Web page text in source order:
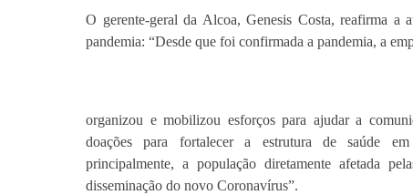
O gerente-geral da Alcoa, Genesis Costa, reafirma a
pandemia: “Desde que foi confirmada a pandemia, a
organizou e mobilizou esforços para ajudar a
doações para fortalecer a estrutura de saúde
principalmente, a população diretamente afetada
disseminação do novo Coronavírus”.